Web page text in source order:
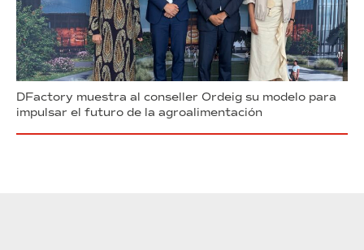
DFactory muestra al conseller Ordeig su modelo para
impulsar el futuro de la agroalimentación